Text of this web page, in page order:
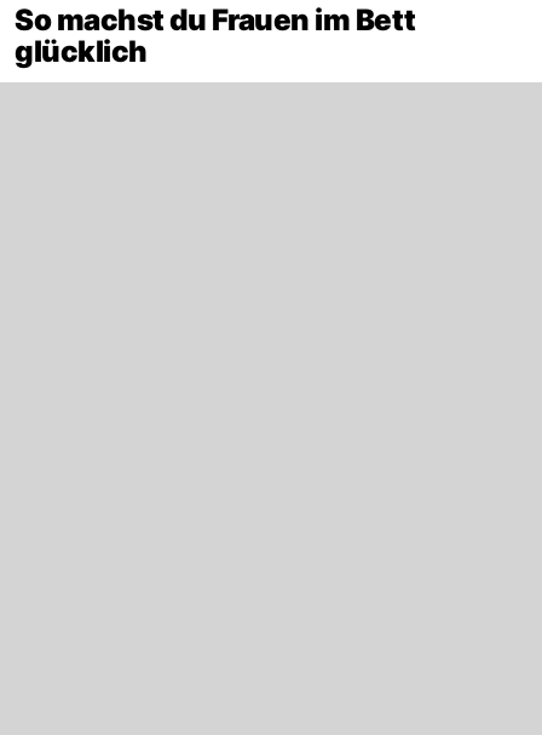
So machst du Frauen im Bett
glücklich